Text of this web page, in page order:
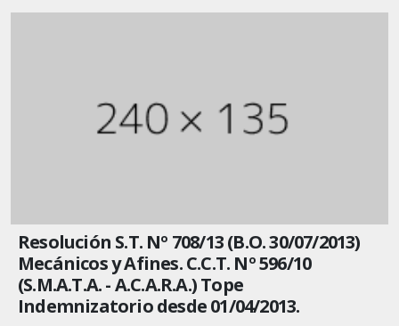
Resolución S.T. Nº 708/13 (B.O. 30/07/2013)
Mecánicos y Afines. C.C.T. Nº 596/10
(S.M.A.T.A. - A.C.A.R.A.) Tope
Indemnizatorio desde 01/04/2013.